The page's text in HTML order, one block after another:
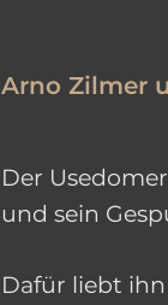
Arno Zilmer
Der
und sein
Dafür liebt